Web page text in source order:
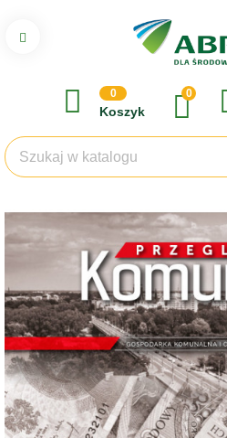
0
Koszyk
0